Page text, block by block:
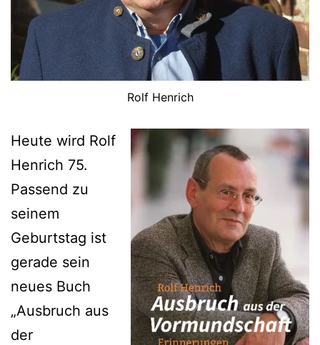
Rolf Henrich
Heute wird Rolf
Henrich 75.
Passend zu
seinem
Geburtstag ist
gerade sein
neues Buch
„Ausbruch aus
der